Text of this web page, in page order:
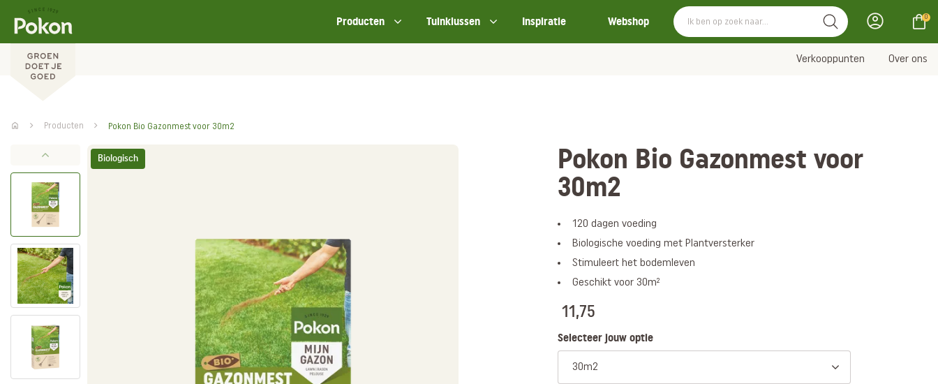
Producten Tuinklussen Inspiratie Webshop 0
Verkooppunten Over ons
Producten Pokon Bio Gazonmest voor 30m2
Biologisch
Pokon Bio Gazonmest voor
30m2
120 dagen voeding
Biologische voeding met Plantversterker
Stimuleert het bodemleven
Geschikt voor 30m²
11,75
Selecteer jouw optie
30m2